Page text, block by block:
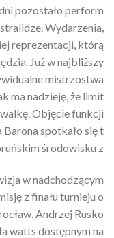
pozostało perform
Wydarzenia,
reprezentacji, którą
Już w najbliższy
mistrzostwa
ma nadzieję, że limit
Objęcie funkcji
spotkało się t
środowisku z.
w nadchodzącym
z finału turnieju o
Andrzej Rusko
watts dostępnym na